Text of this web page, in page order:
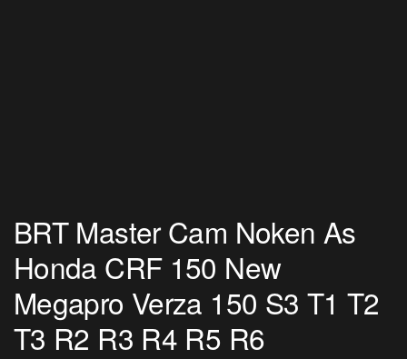
BRT Master Cam Noken As
Honda CRF 150 New
Megapro Verza 150 S3 T1 T2
T3 R2 R3 R4 R5 R6